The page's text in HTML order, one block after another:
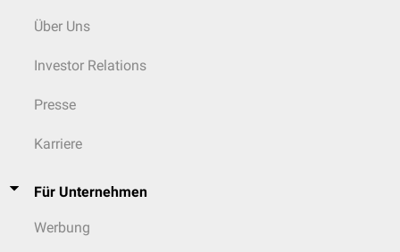
Über Uns
Investor Relations
Presse
Karriere
Für Unternehmen
Werbung